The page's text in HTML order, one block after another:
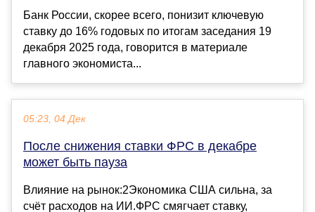
Банк России, скорее всего, понизит ключевую
ставку до 16% годовых по итогам заседания 19
декабря 2025 года, говорится в материале
главного экономиста...
05:23, 04 Дек
После снижения ставки ФРС в декабре
может быть пауза
Влияние на рынок:2Экономика США сильна, за
счёт расходов на ИИ.ФРС смягчает ставку,